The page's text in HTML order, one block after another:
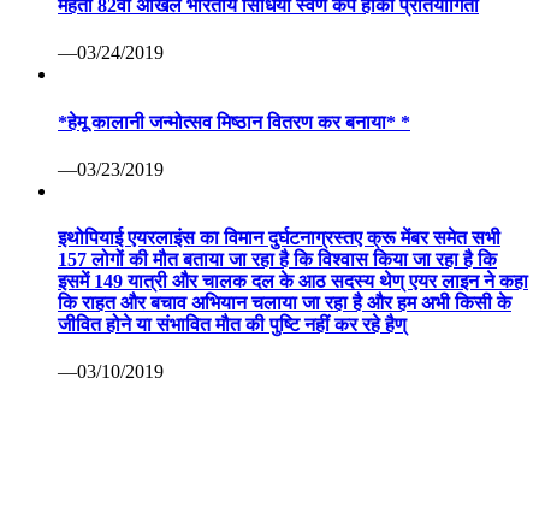
*हेमू कालानी जन्मोत्सव मिष्ठान वितरण कर बनाया* *
इथोपियाई एयरलाइंस का विमान दुर्घटनाग्रस्तए क्रू मेंबर समेत सभी
कि राहत और बचाव अभियान चलाया जा रहा है और हम अभी किसी के
जीवित होने या संभावित मौत की पुष्टि नहीं कर रहे हैण्
—03/10/2019